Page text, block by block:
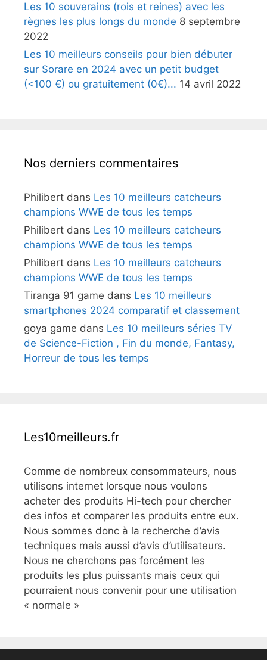
Les 10 souverains (rois et reines) avec les
règnes les plus longs du monde 8 septembre
2022
Les 10 meilleurs conseils pour bien débuter
sur Sorare en 2024 avec un petit budget
(<100 €) ou gratuitement (0€)... 14 avril 2022
Nos derniers commentaires
Philibert dans Les 10 meilleurs catcheurs
champions WWE de tous les temps
Philibert dans Les 10 meilleurs catcheurs
champions WWE de tous les temps
Philibert dans Les 10 meilleurs catcheurs
champions WWE de tous les temps
Tiranga 91 game dans Les 10 meilleurs
smartphones 2024 comparatif et classement
goya game dans Les 10 meilleurs séries TV
de Science-Fiction , Fin du monde, Fantasy,
Horreur de tous les temps
Les10meilleurs.fr
Comme de nombreux consommateurs, nous
utilisons internet lorsque nous voulons
acheter des produits Hi-tech pour chercher
des infos et comparer les produits entre eux.
Nous sommes donc à la recherche d’avis
techniques mais aussi d’avis d’utilisateurs.
Nous ne cherchons pas forcément les
produits les plus puissants mais ceux qui
pourraient nous convenir pour une utilisation
« normale »